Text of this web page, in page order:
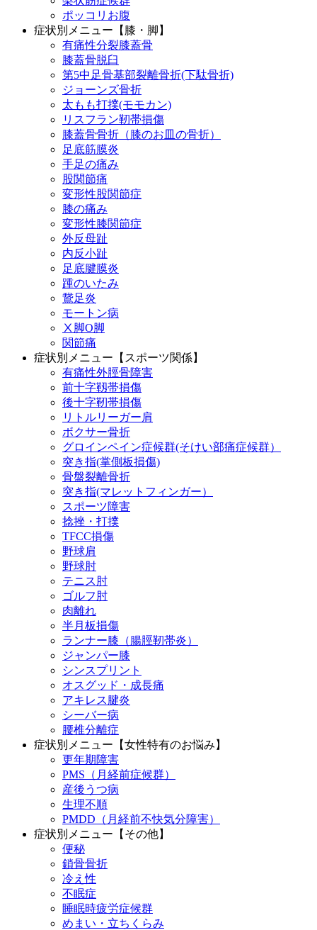
ポッコリお腹
症状別メニュー【膝・脚】
有痛性分裂膝蓋骨
膝蓋骨脱臼
第5中足骨基部裂離骨折(下駄骨折)
ジョーンズ骨折
太もも打撲(モモカン)
リスフラン靭帯損傷
膝蓋骨骨折（膝のお皿の骨折）
足底筋膜炎
手足の痛み
股関節痛
変形性股関節症
膝の痛み
変形性膝関節症
外反母趾
内反小趾
足底腱膜炎
踵のいたみ
鵞足炎
モートン病
Ⅹ脚O脚
関節痛
症状別メニュー【スポーツ関係】
有痛性外脛骨障害
前十字靱帯損傷
後十字靭帯損傷
リトルリーガー肩
ボクサー骨折
グロインペイン症候群(そけい部痛症候群）
突き指(掌側板損傷)
骨盤裂離骨折
突き指(マレットフィンガー）
スポーツ障害
捻挫・打撲
TFCC損傷
野球肩
野球肘
テニス肘
ゴルフ肘
肉離れ
半月板損傷
ランナー膝（腸脛靭帯炎）
ジャンパー膝
シンスプリント
オスグッド・成長痛
アキレス腱炎
シーバー病
腰椎分離症
症状別メニュー【女性特有のお悩み】
更年期障害
PMS（月経前症候群）
産後うつ病
生理不順
PMDD（月経前不快気分障害）
症状別メニュー【その他】
便秘
鎖骨骨折
冷え性
不眠症
睡眠時疲労症候群
めまい・立ちくらみ